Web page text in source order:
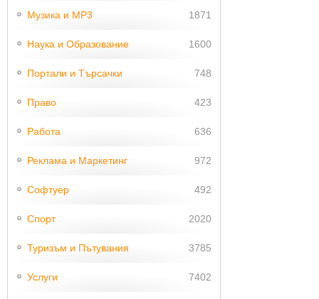
Музика и MP3 1871
Наука и Образование 1600
Портали и Търсачки 748
Право 423
Работа 636
Реклама и Маркетинг 972
Софтуер 492
Спорт 2020
Туризъм и Пътувания 3785
Услуги 7402